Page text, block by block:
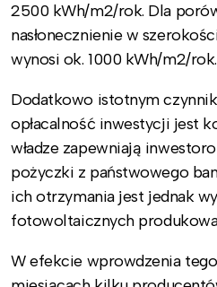
2500 kWh/m2/rok. Dla
nasłonecznienie w
wynosi ok. 1000 kWh/m2/rok.
Dodatkowo istotnym
opłacalność inwestycji jest
władze zapewniają
pożyczki z państwowego
ich otrzymania jest jednak
fotowoltaicznych
W efekcie wprowdzenia